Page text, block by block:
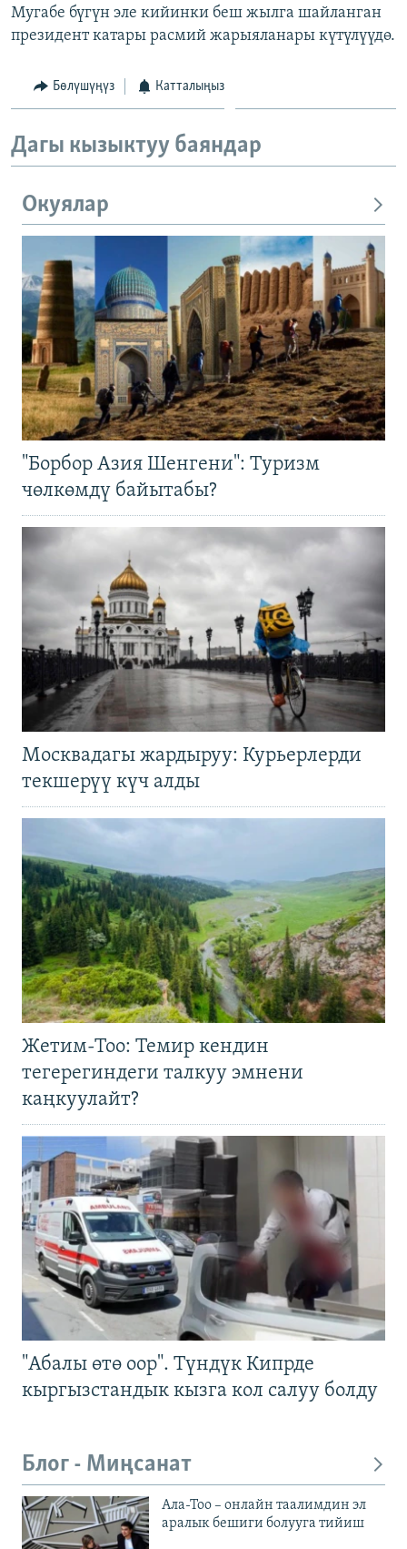
Мугабе бүгүн эле кийинки беш жылга шайланган
президент катары расмий жарыяланары күтүлүүдө.
Бөлүшүңүз Катталыңыз
Дагы кызыктуу баяндар
Окуялар
"Борбор Азия Шенгени": Туризм
чөлкөмдү байытабы?
Москвадагы жардыруу: Курьерлерди
текшерүү күч алды
Жетим-Тоо: Темир кендин
тегерегиндеги талкуу эмнени
каңкуулайт?
"Абалы өтө оор". Түндүк Кипрде
кыргызстандык кызга кол салуу болду
Блог - Миңсанат
Ала-Тоо – онлайн таалимдин эл
аралык бешиги болууга тийиш